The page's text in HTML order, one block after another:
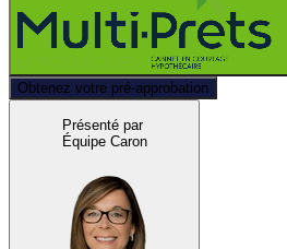
Obtenez votre pré-approbation
Présenté par
Équipe Caron